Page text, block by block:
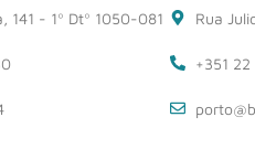
141 - 1º Dtº 1050-081 Rua
+351